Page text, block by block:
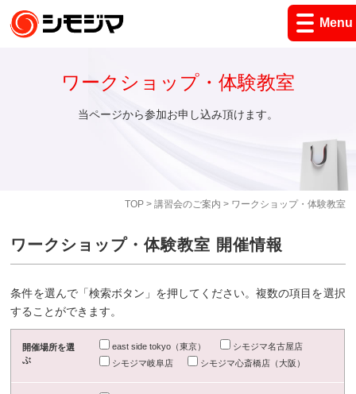
Menu
TOP> 講習会のご案内 > ワークショップ・体験教室
ワークショップ・体験教室
当ページから参加お申し込み頂けます。
ワークショップ・体験教室 開催情報
条件を選んで「検索ボタン」を押してください。複数の項目を選択
することができます。
開催場所を選
ぶ
east side tokyo（東京）
シモジマ名古屋店
シモジマ岐阜店
シモジマ心斎橋店（大阪）